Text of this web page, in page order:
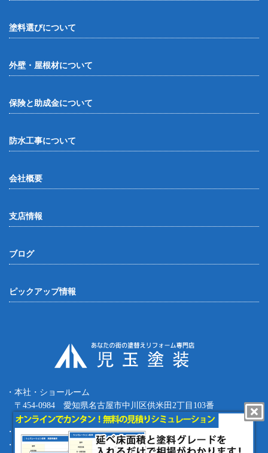
塗料選びについて
外壁・屋根材について
保険と助成金について
防水工事について
会社概要
支店情報
ブログ
ピックアップ情報
・本社・ショールーム
〒454-0984 愛知県名古屋市中川区供米田2丁目103番
Tel.052-387-8427 Fax.052-387-8497
・四日市支店 〒512-0911 三重県四日市市生桑町270-36
・緑支店 〒458-0801 愛知県名古屋市緑区鳴海町根古屋1-16